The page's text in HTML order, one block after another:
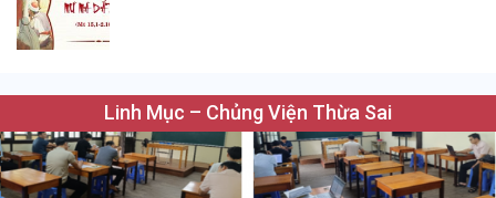
Linh Mục – Chủng Viện Thừa Sai